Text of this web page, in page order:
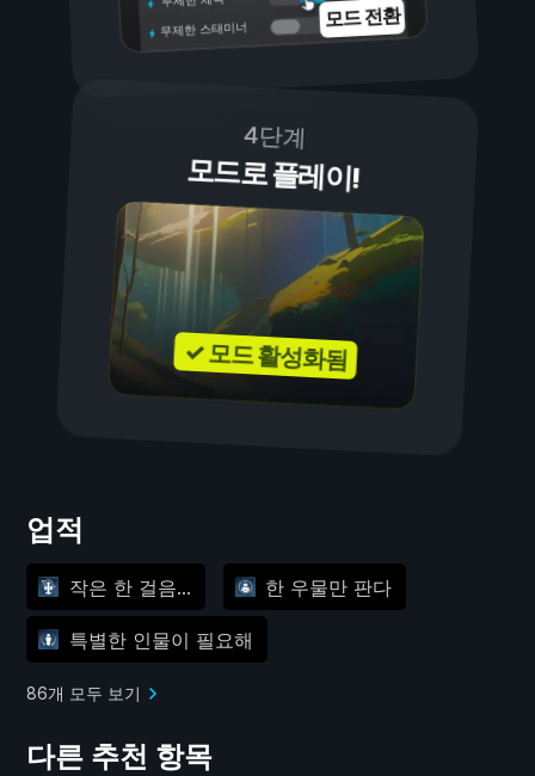
무제한 스태미너 모드 전환
4단계
모드로 플레이!
✓ 모드 활성화됨
업적
작은 한 걸음... 한 우물만 판다
특별한 인물이 필요해
86개 모두 보기
다른 추천 항목